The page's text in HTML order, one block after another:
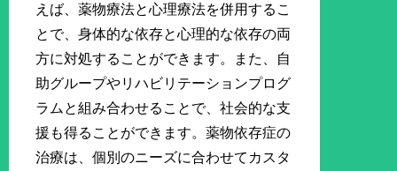
えば、薬物療法と心理療法を併用するこ
とで、身体的な依存と心理的な依存の両
方に対処することができます。また、自
助グループやリハビリテーションプログ
ラムと組み合わせることで、社会的な支
援も得ることができます。薬物依存症の
治療は、個別のニーズに合わせてカスタ